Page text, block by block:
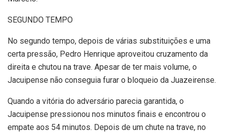
SEGUNDO TEMPO
No segundo tempo, depois de várias substituições e uma
certa pressão, Pedro Henrique aproveitou cruzamento da
direita e chutou na trave. Apesar de ter mais volume, o
Jacuipense não conseguia furar o bloqueio da Juazeirense.
Quando a vitória do adversário parecia garantida, o
Jacuipense pressionou nos minutos finais e encontrou o
empate aos 54 minutos. Depois de um chute na trave, no